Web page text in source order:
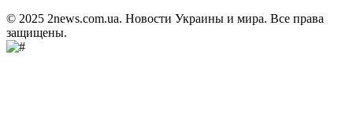
© 2025 2news.com.ua. Новости Украины и мира. Все права
защищены.